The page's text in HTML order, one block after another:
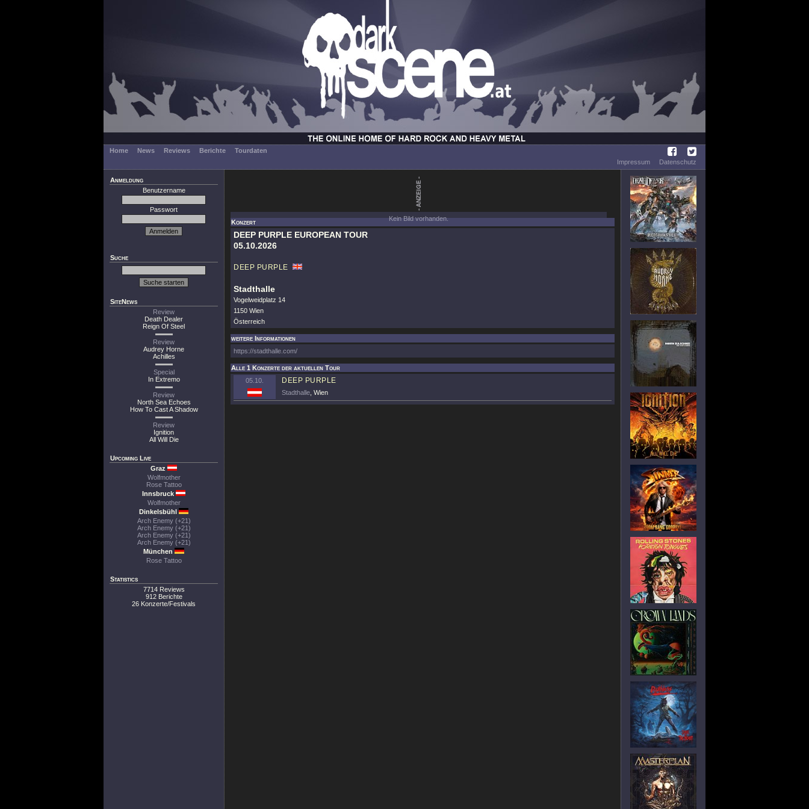
Home News Reviews Berichte
Tourdaten
Impressum
Datenschutz
Anmeldung
Benutzername
Passwort
Suche
SiteNews
Review
Death Dealer
Reign Of Steel
Review
Audrey Horne
Achilles
Special
In Extremo
Review
North Sea Echoes
How To Cast A Shadow
Review
Ignition
All Will Die
Upcoming Live
Graz
Wolfmother
Rose Tattoo
Innsbruck
Wolfmother
Dinkelsbühl
Arch Enemy (+21)
Arch Enemy (+21)
Arch Enemy (+21)
Arch Enemy (+21)
München
Rose Tattoo
Statistics
7714 Reviews
912 Berichte
26 Konzerte/Festivals
Kein Bild vorhanden.
Konzert
DEEP PURPLE EUROPEAN TOUR
05.10.2026
DEEP PURPLE
Stadthalle
Vogelweidplatz 14
1150 Wien
Österreich
weitere Informationen
https://stadthalle.com/
Alle 1 Konzerte der aktuellen Tour
05.10.
DEEP PURPLE
Stadthalle , Wien